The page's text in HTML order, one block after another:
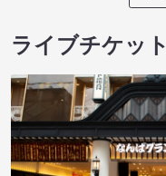
ライブチケット